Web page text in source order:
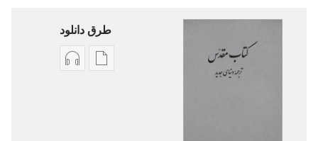
طرق دانلود
گزینۀ گزینۀ